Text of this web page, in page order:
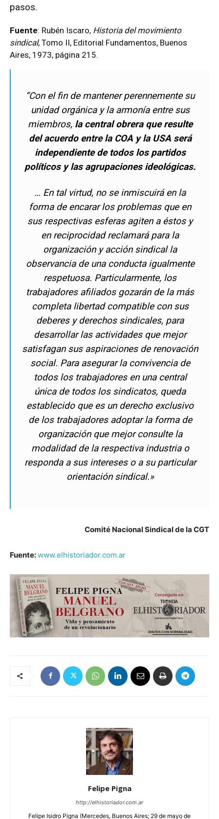
pasos.
Fuente: Rubén Iscaro, Historia del movimiento
sindical, Tomo II, Editorial Fundamentos, Buenos
Aires, 1973, página 215.
“Con el fin de mantener perennemente su
unidad orgánica y la armonía entre sus
miembros, la central obrera que resulte
del acuerdo entre la COA y la USA será
independiente de todos los partidos
políticos y las agrupaciones ideológicas.
… En tal virtud, no se inmiscuirá en la
forma de encarar los problemas que en
sus respectivas esferas agiten a éstos y
en reciprocidad reclamará para la
organización y acción sindical la
observancia de una conducta igualmente
respetuosa. Particularmente, los
trabajadores afiliados gozarán de la más
completa libertad compatible con sus
deberes y derechos sindicales, para
desarrollar las actividades que mejor
satisfagan sus aspiraciones de renovación
social. Para asegurar la convivencia de
todos los trabajadores en una central
única de todos los sindicatos, queda
establecido que es un derecho exclusivo
de los trabajadores adoptar la forma de
organización que mejor consulte la
modalidad de la respectiva industria o
responda a sus intereses o a su particular
orientación sindical.»
Comité Nacional Sindical de la CGT
Fuente:www.elhistoriador.com.ar
Felipe Pigna
http://elhistoriador.com.ar
Felipe Isidro Pigna (Mercedes, Buenos Aires; 29 de mayo de